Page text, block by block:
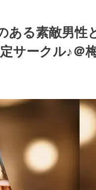
ある素敵男性
サークル♪＠